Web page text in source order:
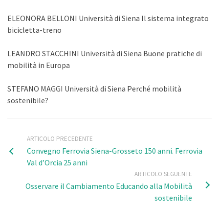
ELEONORA BELLONI Università di Siena Il sistema integrato
bicicletta-treno
LEANDRO STACCHINI Università di Siena Buone pratiche di
mobilità in Europa
STEFANO MAGGI Università di Siena Perché mobilità
sostenibile?
ARTICOLO PRECEDENTE
Convegno Ferrovia Siena-Grosseto 150 anni. Ferrovia
Val d’Orcia 25 anni
ARTICOLO SEGUENTE
Osservare il Cambiamento Educando alla Mobilità
sostenibile